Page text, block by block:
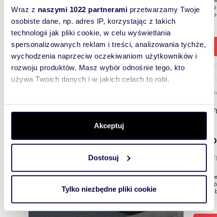
Wraz z naszymi 1022 partnerami przetwarzamy Twoje
osobiste dane, np. adres IP, korzystając z takich
technologii jak pliki cookie, w celu wyświetlania
spersonalizowanych reklam i treści, analizowania tychże,
wychodzenia naprzeciw oczekiwaniom użytkowników i
rozwoju produktów. Masz wybór odnośnie tego, kto
używa Twoich danych i w jakich celach to robi.
dane są przetwarzane oraz ustaw własne preferencje w
. W Deklaracji plików cookie możesz
zmienić lub wycofać swoją zgodę w dowolnej chwili.
Wykorzystujemy pliki cookie do spersonalizowania treści
i reklam, aby oferować funkcje społecznościowe i
korzystasz z naszej witryny, udostępniamy partnerom
Akceptuj
Dostosuj
Tylko niezbędne pliki cookie
m
29
Biuro